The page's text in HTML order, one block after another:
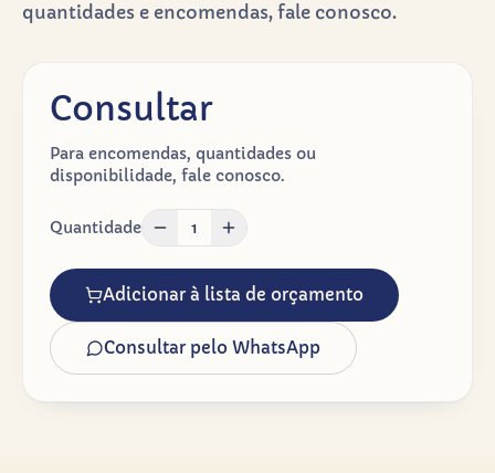
quantidades e encomendas, fale conosco.
Consultar
Para encomendas, quantidades ou
disponibilidade, fale conosco.
Quantidade 1
Adicionar à lista de orçamento
Consultar pelo WhatsApp